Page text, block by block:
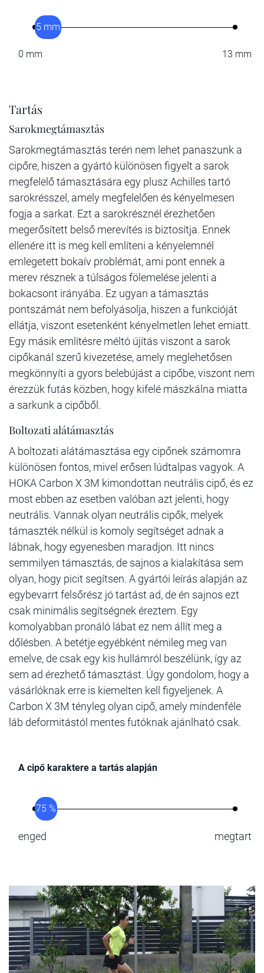
0 mm
5 mm
13 mm
Tartás
Sarokmegtámasztás
Sarokmegtámasztás terén nem lehet panaszunk a
cipőre, hiszen a gyártó különösen figyelt a sarok
megfelelő támasztására egy plusz Achilles tartó
sarokrésszel, amely megfelelően és kényelmesen
fogja a sarkat. Ezt a sarokrésznél érezhetően
megerősített belső merevítés is biztosítja. Ennek
ellenére itt is meg kell említeni a kényelemnél
emlegetett bokaív problémát, ami pont ennek a
merev résznek a túlságos fölemelése jelenti a
bokacsont irányába. Ez ugyan a támasztás
pontszámát nem befolyásolja, hiszen a funkcióját
ellátja, viszont esetenként kényelmetlen lehet emiatt.
Egy másik említésre méltó újítás viszont a sarok
cipőkanál szerű kivezetése, amely meglehetősen
megkönnyíti a gyors belebújást a cipőbe, viszont nem
érezzük futás közben, hogy kifelé mászkálna miatta
a sarkunk a cipőből.
Boltozati alátámasztás
A boltozati alátámasztása egy cipőnek számomra
különösen fontos, mivel erősen lúdtalpas vagyok. A
HOKA Carbon X 3M kimondottan neutrális cipő, és ez
most ebben az esetben valóban azt jelenti, hogy
neutrális. Vannak olyan neutrális cipők, melyek
támaszték nélkül is komoly segítséget adnak a
lábnak, hogy egyenesben maradjon. Itt nincs
semmilyen támasztás, de sajnos a kialakítása sem
olyan, hogy picit segítsen. A gyártói leírás alapján az
egybevarrt felsőrész jó tartást ad, de én sajnos ezt
csak minimális segítségnek éreztem. Egy
komolyabban pronáló lábat ez nem állít meg a
dőlésben. A betétje egyébként némileg meg van
emelve, de csak egy kis hullámról beszélünk, így az
sem ad érezhető támasztást. Úgy gondolom, hogy a
vásárlóknak erre is kiemelten kell figyeljenek. A
Carbon X 3M tényleg olyan cipő, amely mindenféle
láb deformitástól mentes futóknak ajánlható csak.
A cipő karaktere a tartás alapján
75 %
enged megtart